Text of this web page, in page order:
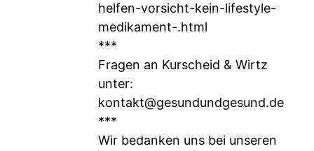
helfen-vorsicht-kein-lifestyle-
medikament-.html
***
Fragen an Kurscheid & Wirtz
unter:
kontakt@gesundundgesund.de
***
Wir bedanken uns bei unseren